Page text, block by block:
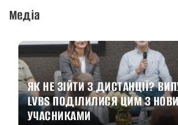
Медіа
ЯК НЕ ЗІЙТИ З ДИСТАНЦІЇ?
LVBS ПОДІЛИЛИСЯ ЦИМ З
УЧАСНИКАМИ